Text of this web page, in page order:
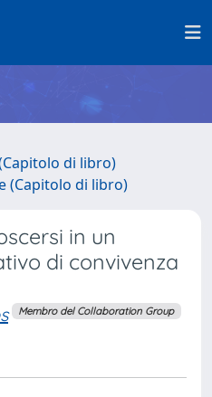
di libro)
(Capitolo di libro)
in un
di convivenza
Membro del Collaboration Group